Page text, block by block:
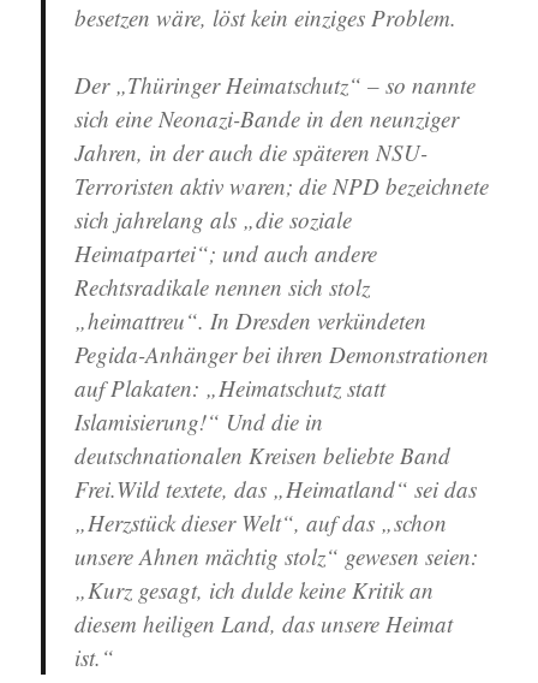
besetzen wäre, löst kein einziges Problem.
Der „Thüringer Heimatschutz“ – so nannte
sich eine Neonazi-Bande in den neunziger
Jahren, in der auch die späteren NSU-
Terroristen aktiv waren; die NPD bezeichnete
sich jahrelang als „die soziale
Heimatpartei“; und auch andere
Rechtsradikale nennen sich stolz
„heimattreu“. In Dresden verkündeten
Pegida-Anhänger bei ihren Demonstrationen
auf Plakaten: „Heimatschutz statt
Islamisierung!“ Und die in
deutschnationalen Kreisen beliebte Band
Frei.Wild textete, das „Heimatland“ sei das
„Herzstück dieser Welt“, auf das „schon
unsere Ahnen mächtig stolz“ gewesen seien:
„Kurz gesagt, ich dulde keine Kritik an
diesem heiligen Land, das unsere Heimat
ist.“